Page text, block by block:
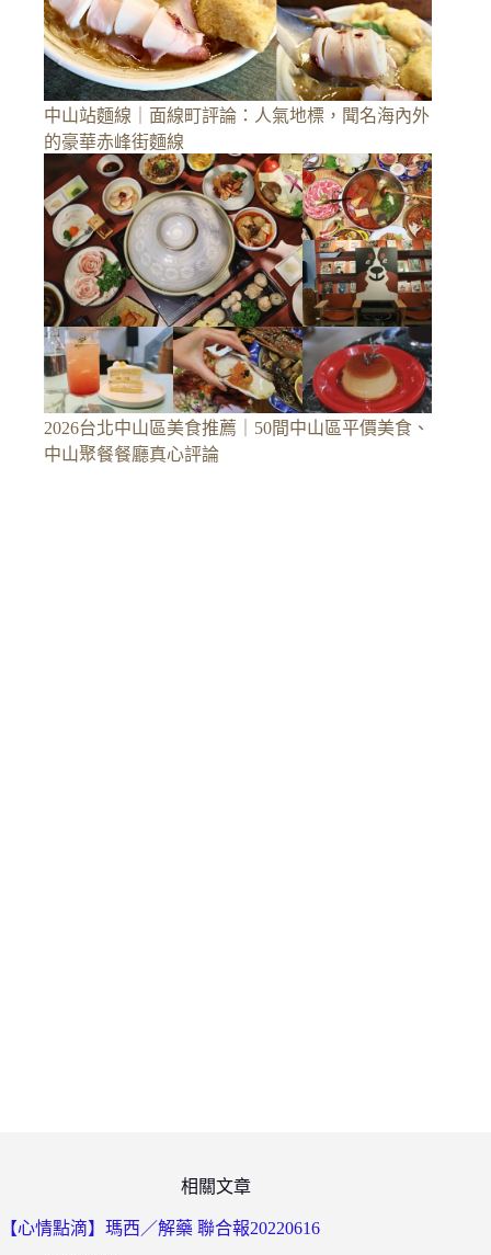
中山站麵線｜面線町評論：人氣地標，聞名海內外
的豪華赤峰街麵線
2026台北中山區美食推薦｜50間中山區平價美食、
中山聚餐餐廳真心評論
相關文章
【心情點滴】瑪西／解藥 聯合報20220616